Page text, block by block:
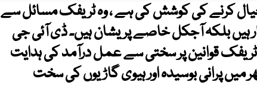
کرنے کی کوشش کی ہے ، وہ ٹریفک مسائل سے
بلکہ آجکل خاصے پریشان ہیں۔ ڈی آئی جی
قوانین پر سختی سے عمل درآمد کی ہدایت
پرانی بوسیدہ اور ہیوی گاڑیوں کی سخت